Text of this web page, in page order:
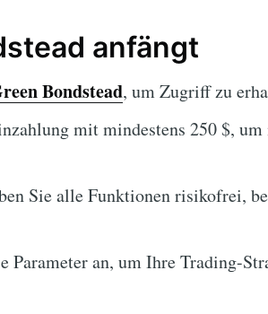
anfängt
Bondstead, um Zugriff zu
mit mindestens 250 $,
Sie alle Funktionen risikofrei,
Parameter an, um Ihre Trading-